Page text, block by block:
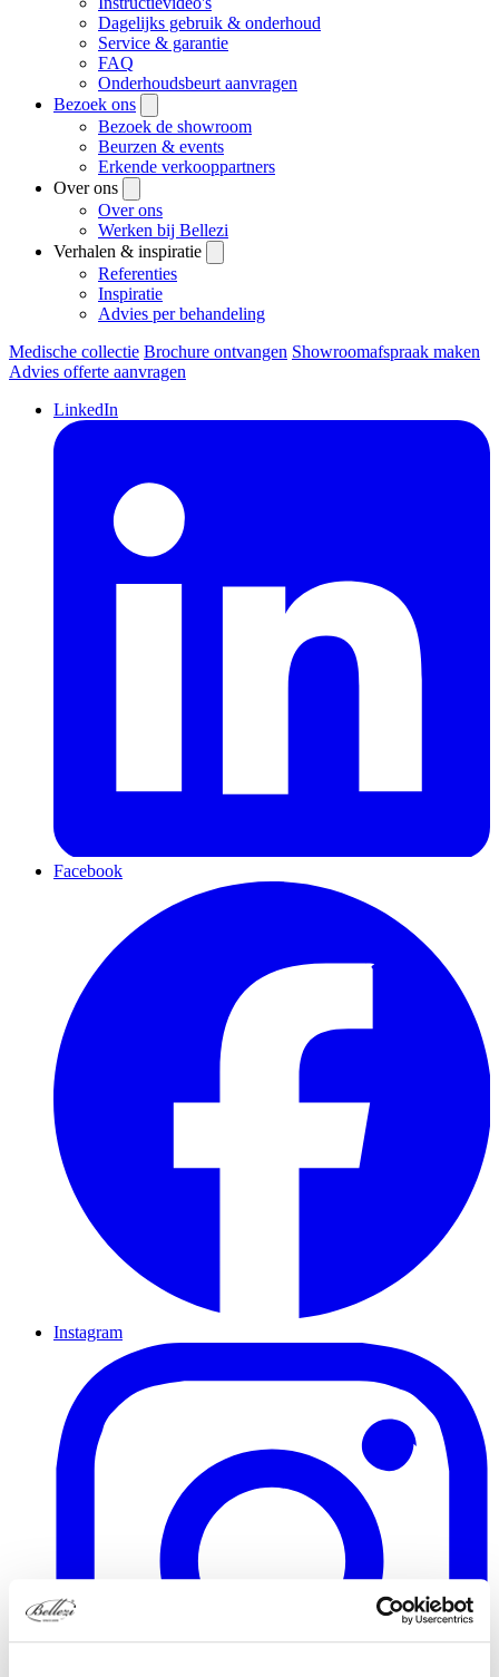
Dagelijks gebruik & onderhoud
Service & garantie
FAQ
Onderhoudsbeurt aanvragen
Bezoek ons
Bezoek de showroom
Beurzen & events
Erkende verkooppartners
Over ons
Over ons
Werken bij Bellezi
Verhalen & inspiratie
Referenties
Inspiratie
Advies per behandeling
Medische collectie Brochure ontvangen Showroomafspraak maken
Advies offerte aanvragen
LinkedIn
Facebook
Instagram